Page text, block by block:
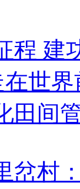
程
世界
田间
岔村